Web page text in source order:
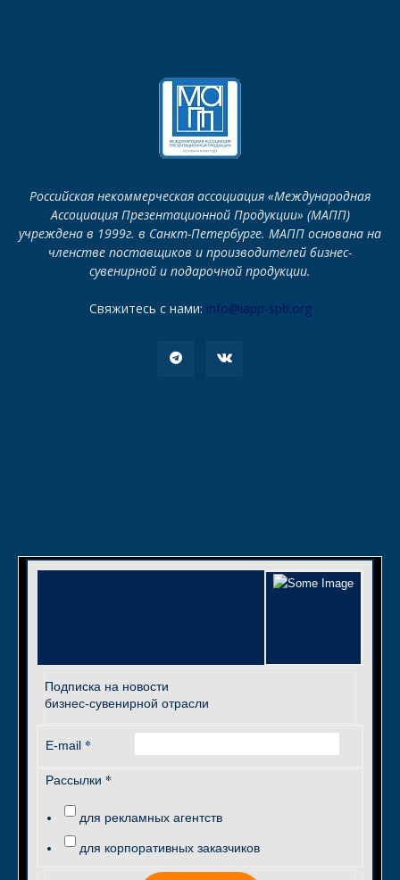
Российская некоммерческая ассоциация «Международная
Ассоциация Презентационной Продукции» (МАПП)
учреждена в 1999г. в Санкт-Петербурге. МАПП основана на
членстве поставщиков и производителей бизнес-
сувенирной и подарочной продукции.
Свяжитесь с нами: info@iapp-spb.org
Подписка на новости
бизнес-сувенирной отрасли
E-mail *
Рассылки *
для рекламных агентств
для корпоративных заказчиков